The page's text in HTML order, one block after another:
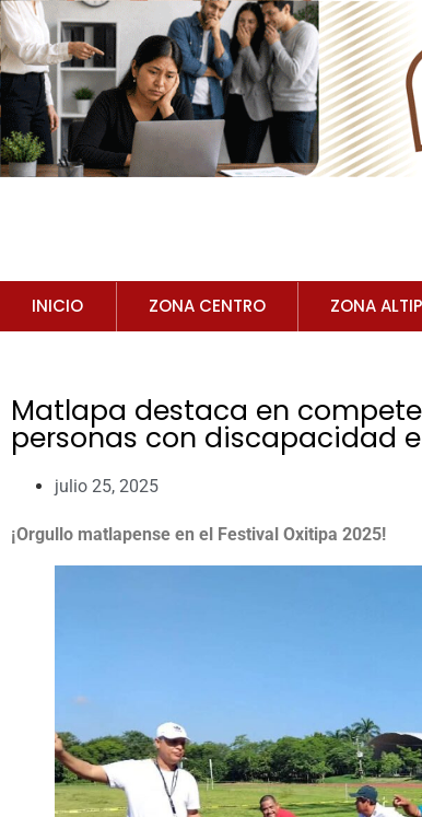
INICIO ZONA CENTRO ZONA
Matlapa destaca en
personas con discapacidad
julio 25, 2025
¡Orgullo matlapense en el Festival Oxitipa 2025!